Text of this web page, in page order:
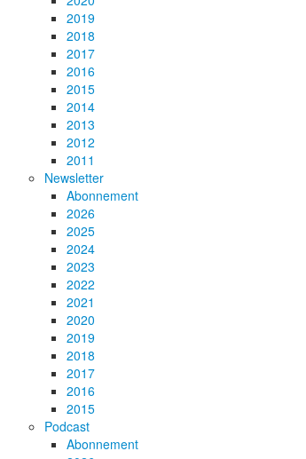
2019
2018
2017
2016
2015
2014
2013
2012
2011
Newsletter
Abonnement
2026
2025
2024
2023
2022
2021
2020
2019
2018
2017
2016
2015
Podcast
Abonnement